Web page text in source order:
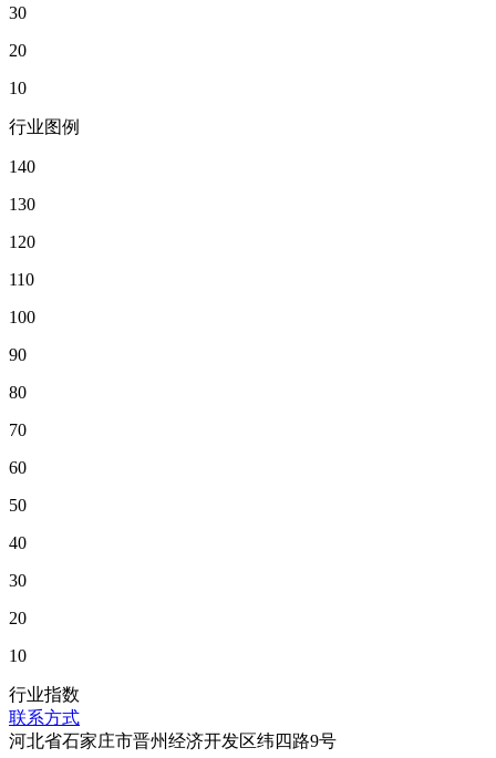
30
20
10
行业图例
140
130
120
110
100
90
80
70
60
50
40
30
20
10
行业指数
联系方式
河北省石家庄市晋州经济开发区纬四路9号